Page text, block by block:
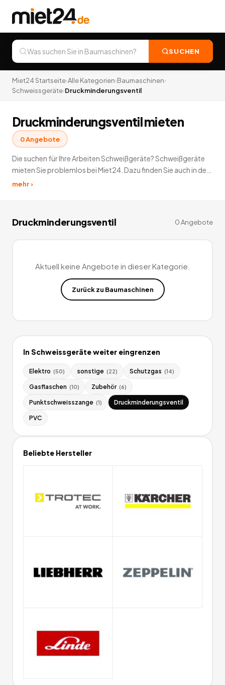
SUCHEN
Miet24 Startseite›Alle Kategorien›Baumaschinen›
Schweissgeräte›Druckminderungsventil
Druckminderungsventil mieten
0Angebote
Die suchen für Ihre Arbeiten Schweißgeräte? Schweißgeräte
mieten Sie problemlos bei Miet24. Dazu finden Sie auch in den
sämtlichen Unterkategorien der Schweißgeräte zur
mehr ›
Druckminderungsventil 0Angebote
Aktuell keine Angebote in dieser Kategorie.
Zurück zu Baumaschinen
In Schweissgeräteweiter eingrenzen
Elektro (50) sonstige (22) Schutzgas (14)
Gasflaschen (10) Zubehör (6)
Punktschweisszange (1) Druckminderungsventil
PVC
Beliebte Hersteller